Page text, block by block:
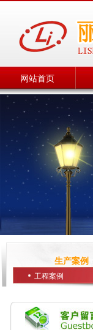
网站首页
生产案例
工程案例